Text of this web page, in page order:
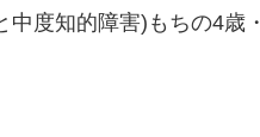
度知的障害)もちの4歳・